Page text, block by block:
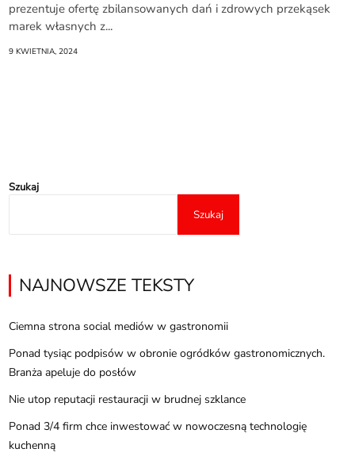
prezentuje ofertę zbilansowanych dań i zdrowych przekąsek
marek własnych z...
9 KWIETNIA, 2024
Szukaj
Szukaj
NAJNOWSZE TEKSTY
Ciemna strona social mediów w gastronomii
Ponad tysiąc podpisów w obronie ogródków gastronomicznych.
Branża apeluje do posłów
Nie utop reputacji restauracji w brudnej szklance
Ponad 3/4 firm chce inwestować w nowoczesną technologię
kuchenną